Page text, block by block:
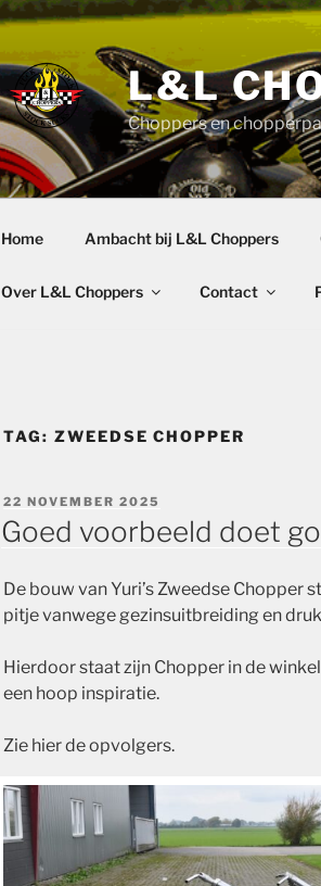
L&L
Choppers en
Home Ambacht bij L&L Choppers
Over L&L Choppers Contact
TAG: ZWEEDSE CHOPPER
GEPLAATST
OP
22 NOVEMBER 2025
Goed voorbeeld doet
De bouw van Yuri’s Zweedse Chopper
pitje vanwege gezinsuitbreiding en
Hierdoor staat zijn Chopper in de
een hoop inspiratie.
Zie hier de opvolgers.